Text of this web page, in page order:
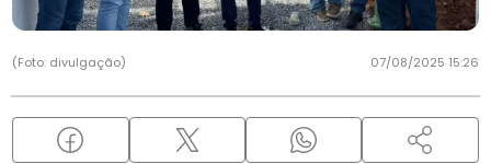
(Foto: divulgação) 07/08/2025 15:26